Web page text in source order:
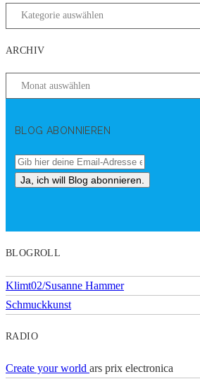
ARCHIV
BLOG ABONNIEREN
BLOGROLL
Klimt02/Susanne Hammer
Schmuckkunst
RADIO
Create your world ars prix electronica